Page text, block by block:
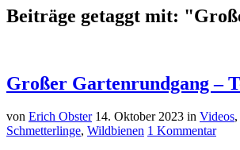
Beiträge getaggt mit:
Großer Gartenrundgang –
von Erich Obster 14. Oktober 2023 in Videos,
Schmetterlinge, Wildbienen 1 Kommentar